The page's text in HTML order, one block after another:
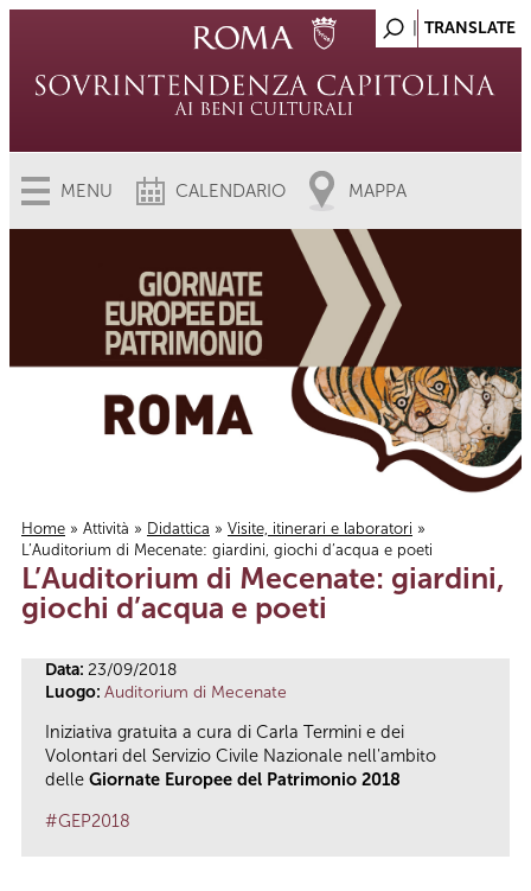
MENU CALENDARIO MAPPA
Tu sei qui
Home » Attività » Didattica » Visite, itinerari e laboratori »
L’Auditorium di Mecenate: giardini, giochi d’acqua e poeti
L’Auditorium di Mecenate: giardini,
giochi d’acqua e poeti
Data: 23/09/2018
Luogo: Auditorium di Mecenate
Iniziativa gratuita a cura di Carla Termini e dei
Volontari del Servizio Civile Nazionale nell'ambito
delle Giornate Europee del Patrimonio 2018
#GEP2018